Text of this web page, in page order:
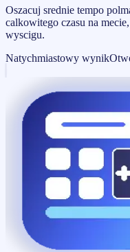
Oszacuj srednie tempo
calkowitego czasu na
wyscigu.
Natychmiastowy wynik